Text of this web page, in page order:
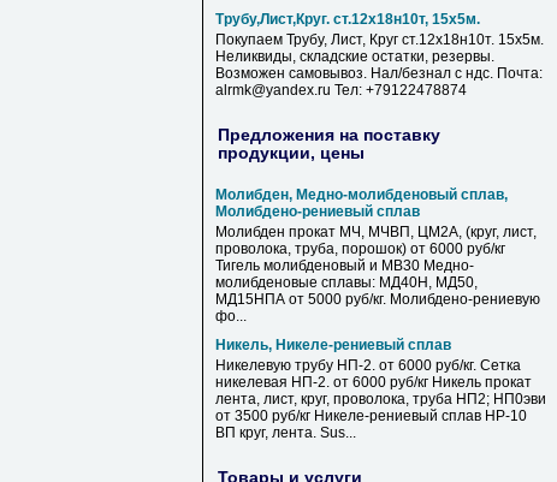
Трубу,Лист,Круг. ст.12х18н10т, 15х5м.
Покупаем Трубу, Лист, Круг ст.12х18н10т. 15х5м.
Неликвиды, складские остатки, резервы.
Возможен самовывоз. Нал/безнал с ндс. Почта:
alrmk@yandex.ru Тел: +79122478874
Предложения на поставку
продукции, цены
Молибден, Медно-молибденовый сплав,
Молибдено-рениевый сплав
Молибден прокат МЧ, МЧВП, ЦМ2А, (круг, лист,
проволока, труба, порошок) от 6000 руб/кг
Тигель молибденовый и МВ30 Медно-
молибденовые сплавы: МД40Н, МД50,
МД15НПА от 5000 руб/кг. Молибдено-рениевую
фо...
Никель, Никеле-рениевый сплав
Никелевую трубу НП-2. от 6000 руб/кг. Сетка
никелевая НП-2. от 6000 руб/кг Никель прокат
лента, лист, круг, проволока, труба НП2; НП0эви
от 3500 руб/кг Никеле-рениевый сплав НР-10
ВП круг, лента. Sus...
Товары и услуги